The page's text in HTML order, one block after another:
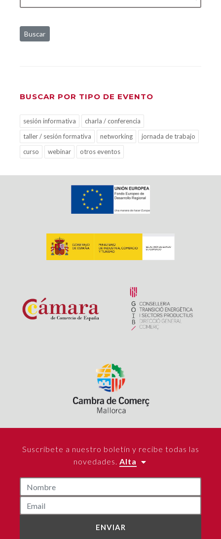
Buscar
BUSCAR POR TIPO DE EVENTO
sesión informativa
charla / conferencia
taller / sesión formativa
networking
jornada de trabajo
curso
webinar otros eventos
Suscríbete a nuestro boletín y recibe todas las
novedades. Alta
ENVIAR